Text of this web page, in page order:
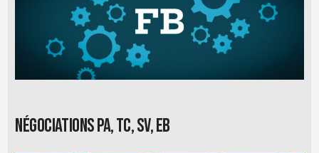
Négociations PA, TC, SV, EB